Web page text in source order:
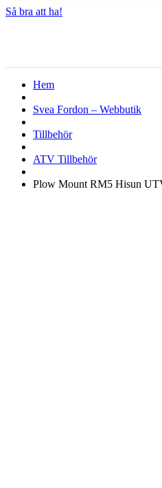
Så bra att ha!
Hem
Svea Fordon – Webbutik
Tillbehör
ATV Tillbehör
Plow Mount RM5 Hisun